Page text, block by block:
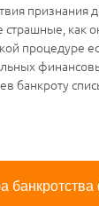
признания
страшные, как
процедуре
банкроту